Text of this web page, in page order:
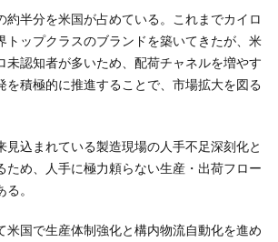
約半分を米国が占めている。これまでカイロ
トップクラスのブランドを築いてきたが、米
未認知者が多いため、配荷チャネルを増やす
を積極的に推進することで、市場拡大を図る
見込まれている製造現場の人手不足深刻化と
ため、人手に極力頼らない生産・出荷フロー
。
米国で生産体制強化と構内物流自動化を進め